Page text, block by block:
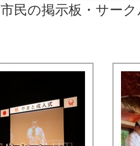
市民の掲示板・サー
枚
目
の